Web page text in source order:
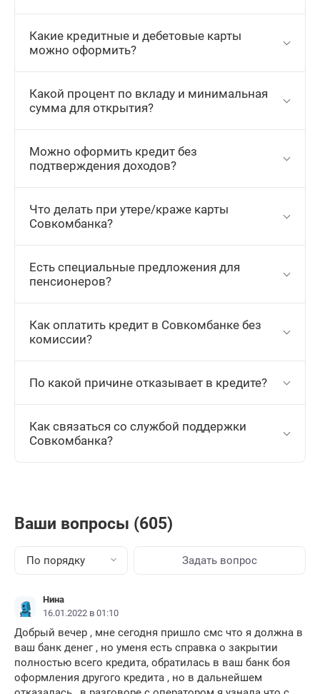
Какие кредитные и дебетовые карты
можно оформить?
Какой процент по вкладу и минимальная
сумма для открытия?
Можно оформить кредит без
подтверждения доходов?
Что делать при утере/краже карты
Совкомбанка?
Есть специальные предложения для
пенсионеров?
Как оплатить кредит в Совкомбанке без
комиссии?
По какой причине отказывает в кредите?
Как связаться со службой поддержки
Совкомбанка?
Ваши вопросы (605)
По порядку Задать вопрос
Нина
16.01.2022 в 01:10
Добрый вечер , мне сегодня пришло смс что я должна в
ваш банк денег , но уменя есть справка о закрытии
полностью всего кредита, обратилась в ваш банк боя
оформления другого кредита , но в дальнейшем